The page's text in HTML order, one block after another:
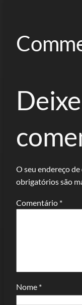
O seu endereço
obrigatórios são
Comentário *
Nome *